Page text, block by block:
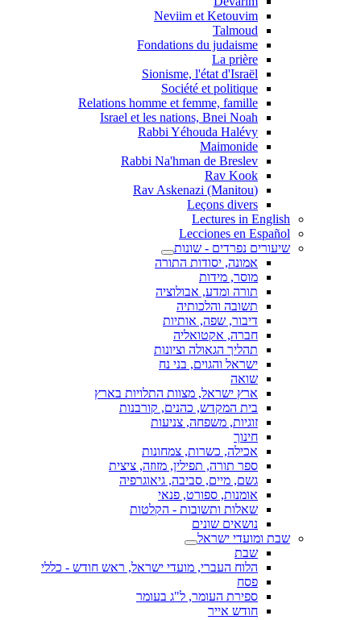
Neviim et Ketouvim
Talmoud
Fondations du judaisme
La prière
Sionisme, l'état d'Israël
Société et politique
Relations homme et femme, famille
Israel et les nations, Bnei Noah
Rabbi Yéhouda Halévy
Maimonide
Rabbi Na'hman de Breslev
Rav Kook
(Rav Askenazi (Manitou
Leçons divers
Lectures in English
Lecciones en Español
שיעורים נפרדים - שונות
אמונה, יסודות התורה
מוסר, מידות
תורה ומדע, אבולוציה
תשובה והלכותיה
דיבור, שפה, אותיות
חברה, אקטואליה
תהליך הגאולה וציונות
ישראל והגוים, בני נח
שואה
ארץ ישראל, מצוות התלויות בארץ
בית המקדש, כהנים, קורבנות
זוגיות, משפחה, צניעות
חינוך
אכילה, כשרות, צמחונות
ספר תורה, תפילין, מזוזה, ציצית
גשם, מיים, סביבה, גיאוגרפיה
אומנות, ספורט, פנאי
שאלות ותשובות - הקלטות
נושאים שונים
שבת ומועדי ישראל
שבת
הלוח העברי, מועדי ישראל, ראש חודש - כללי
פסח
ספירת העומר, ל"ג בעומר
חודש אייר